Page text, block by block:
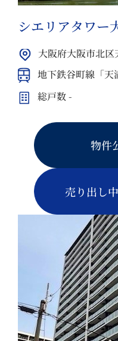
シエリアタワー
大阪府大阪市北区
地下鉄谷町線「天
総戸数 -
物件
売り出し